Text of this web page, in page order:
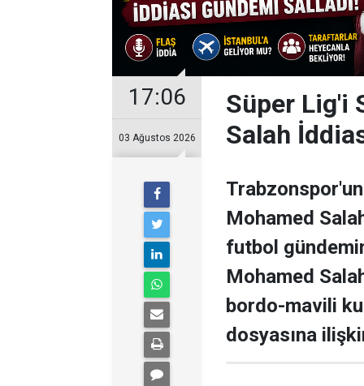
17:06
03 Ağustos 2026
Süper Lig'i
Salah
Trabzonspor'un
Mohamed
futbol
Mohamed
bordo-mavili
dosyasına